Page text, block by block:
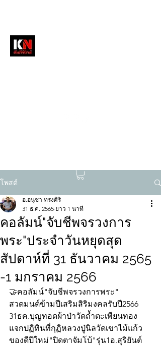
โพสต์
คอลัมน์"จับชีพจรวงการ
พระ"ประจำวันหยุดสุด
สัปดาห์ที่ 31 ธันวาคม 2565
-1 มกราคม 2566
อ.อนุชา ทรงศิริ
31 ธ.ค. 2565 ยาว 1 นาที
🤝คอลัมน์"จับชีพจรวงการพระ"
สวดมนต์ข้ามปีเสริมสิริมงคลรับปี2566
31ธค.บุญทอดผ้าป่าวัดถ้ำตะเพียนทอง
แจกปฏิทินที่กุฏิหลวงปู่นิลวัดเขาไม้แก้ว
ของดีปีใหม่"ปิดตาจัมโบ้"รุ่น1อ.สุริยันต์